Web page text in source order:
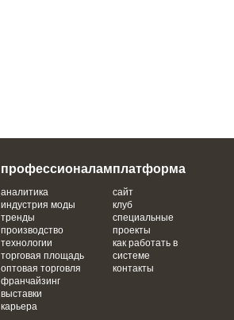
профессионалам
аналитика
индустрия моды
тренды
производство
технологии
торговая площадь
оптовая торговля
франчайзинг
выставки
карьера
платформа
сайт
клуб
специальные
проекты
как работать в
системе
контакты